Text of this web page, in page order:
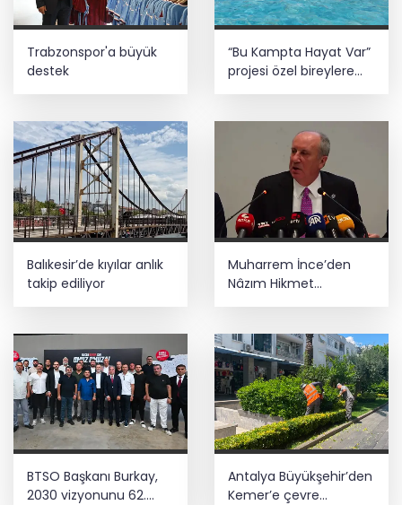
Trabzonspor'a büyük
destek
“Bu Kampta Hayat Var”
projesi özel bireylere
yaz tatili sunuyor
Balıkesir’de kıyılar anlık
takip ediliyor
Muharrem İnce’den
Nâzım Hikmet
devam ediyor hâlâ
BTSO Başkanı Burkay,
2030 vizyonunu 62.
Antalya Büyükşehir’den
Kemer’e çevre